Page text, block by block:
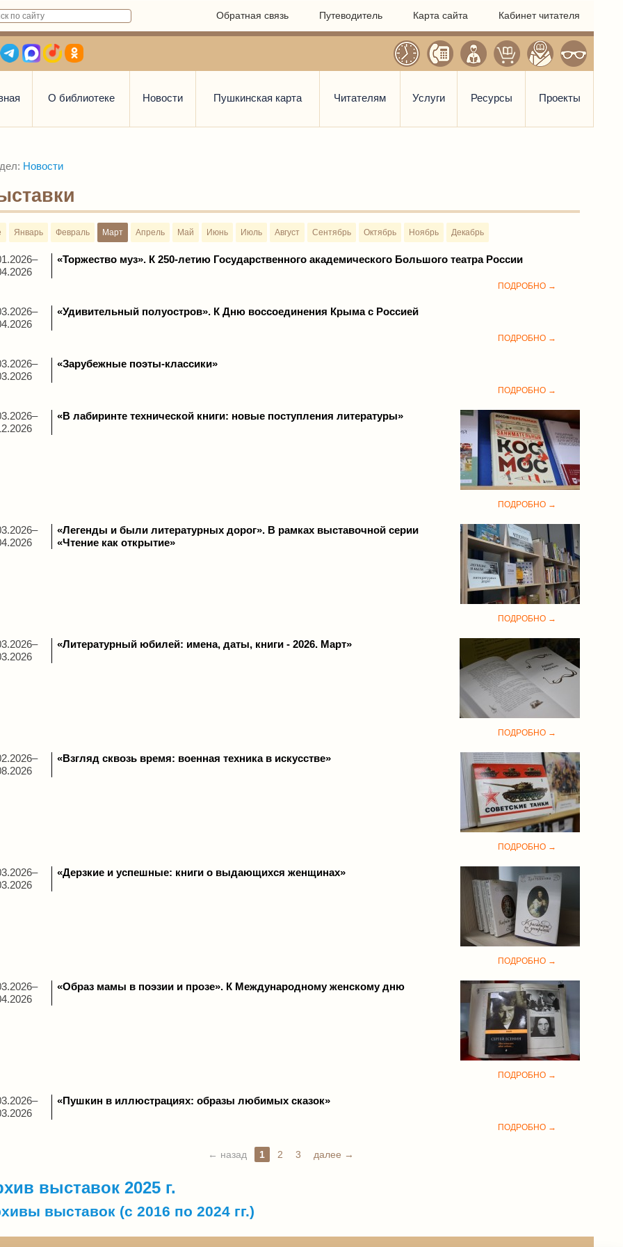
Обратная связь Путеводитель Карта сайта Кабинет читателя
О библиотеке Новости Пушкинская карта Читателям Услуги Ресурсы Проекты
Новости
Январь Февраль Март Апрель Май Июнь Июль Август Сентябрь Октябрь Ноябрь Декабрь
«Торжество муз». К 250-летию Государственного академического Большого театра России
ПОДРОБНО →
«Удивительный полуостров». К Дню воссоединения Крыма с Россией
ПОДРОБНО →
«Зарубежные поэты-классики»
ПОДРОБНО →
«В лабиринте технической книги: новые поступления литературы»
ПОДРОБНО →
«Легенды и были литературных дорог». В рамках выставочной серии
«Чтение как открытие»
ПОДРОБНО →
«Литературный юбилей: имена, даты, книги - 2026. Март»
ПОДРОБНО →
«Взгляд сквозь время: военная техника в искусстве»
ПОДРОБНО →
«Дерзкие и успешные: книги о выдающихся женщинах»
ПОДРОБНО →
«Образ мамы в поэзии и прозе». К Международному женскому дню
ПОДРОБНО →
«Пушкин в иллюстрациях: образы любимых сказок»
ПОДРОБНО →
← назад 1 2 3 далее →
выставок 2025 г.
выставок (с 2016 по 2024 гг.)